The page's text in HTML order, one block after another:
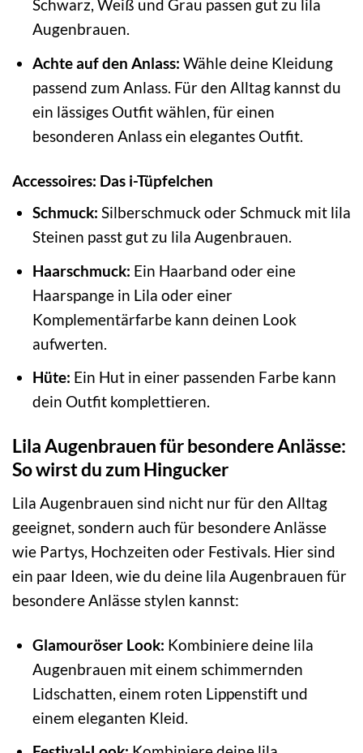
Schwarz, Weiß und Grau passen gut zu lila
Augenbrauen.
Achte auf den Anlass: Wähle deine Kleidung
passend zum Anlass. Für den Alltag kannst du
ein lässiges Outfit wählen, für einen
besonderen Anlass ein elegantes Outfit.
Accessoires: Das i-Tüpfelchen
Schmuck: Silberschmuck oder Schmuck mit lila
Steinen passt gut zu lila Augenbrauen.
Haarschmuck: Ein Haarband oder eine
Haarspange in Lila oder einer
Komplementärfarbe kann deinen Look
aufwerten.
Hüte: Ein Hut in einer passenden Farbe kann
dein Outfit komplettieren.
Lila Augenbrauen für besondere Anlässe:
So wirst du zum Hingucker
Lila Augenbrauen sind nicht nur für den Alltag
geeignet, sondern auch für besondere Anlässe
wie Partys, Hochzeiten oder Festivals. Hier sind
ein paar Ideen, wie du deine lila Augenbrauen für
besondere Anlässe stylen kannst:
Glamouröser Look: Kombiniere deine lila
Augenbrauen mit einem schimmernden
Lidschatten, einem roten Lippenstift und
einem eleganten Kleid.